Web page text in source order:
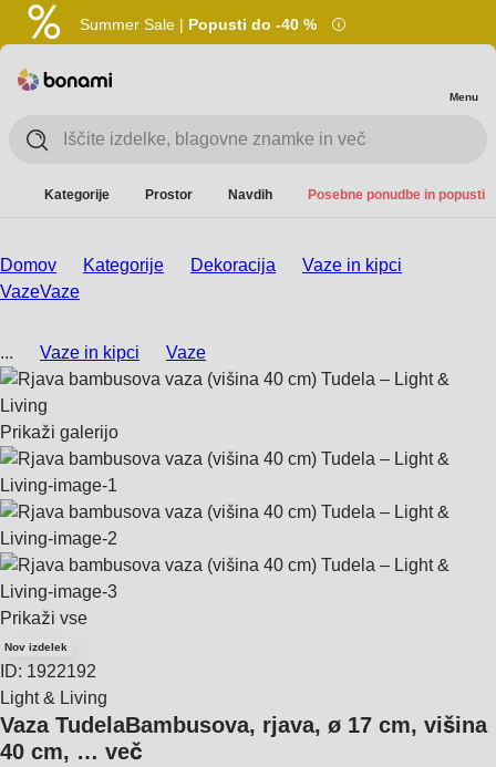
Summer Sale | Popusti do -40 %
Menu
Kategorije Prostor Navdih Posebne ponudbe in popusti
Domov Kategorije Dekoracija
Vaze in kipci
VazeVaze
... Vaze in kipci Vaze
Prikaži galerijo
Prikaži vse
Nov izdelek
ID: 1922192
Light & Living
Vaza TudelaBambusova, rjava, ø 17 cm, višina
40 cm, … več